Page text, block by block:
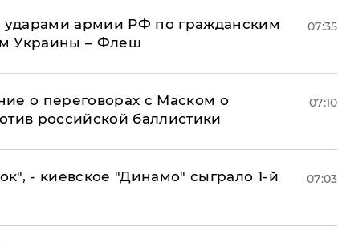
армии РФ по гражданским
Украины – Флеш
07:35
о переговорах с Маском о
российской баллистики
07:10
- киевское "Динамо" сыграло 1-й
07:03